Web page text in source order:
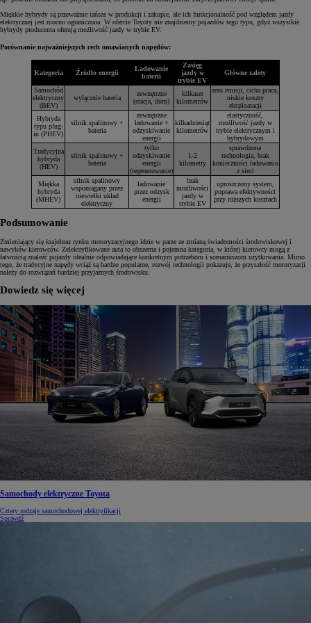
Miękkie hybrydy są przeważnie tańsze w produkcji i zakupie, ale ich funkcjonalność pod względem jazdy
elektrycznej jest mocno ograniczona. W ofercie Toyoty nie znajdziemy pojazdów tego typu, gdyż wszystkie
hybrydy producenta oferują możliwość jazdy w trybie EV.
Porównanie najważniejszych cech omawianych napędów:
Kategoria Źródło energii
Ładowanie
baterii
Zasięg
jazdy w
trybie EV
Główne zalety
Samochód
elektryczny
(BEV)
wyłącznie bateria
zewnętrzne
(stacja, dom)
kilkaset
kilometrów
zero emisji, cicha praca,
niskie koszty
eksploatacji
Hybryda
typu plug-
in (PHEV)
silnik spalinowy +
bateria
zewnętrzne
ładowanie +
odzyskiwanie
energii
kilkadziesiąt
kilometrów
elastyczność,
możliwość jazdy w
trybie elektrycznym i
hybrydowym
Tradycyjna
hybryda
(HEV)
silnik spalinowy +
bateria
tylko
odzyskiwanie
energii
(regenerowanie)
1-2
kilometry
sprawdzona
technologia, brak
konieczności ładowania
z sieci
Miękka
hybryda
(MHEV)
silnik spalinowy
wspomagany przez
niewielki układ
elektryczny
ładowanie
przez odzysk
energii
brak
możliwości
jazdy w
trybie EV
uproszczony system,
poprawa efektywności
przy niższych kosztach
Podsumowanie
Zmieniający się krajobraz rynku motoryzacyjnego idzie w parze ze zmianą świadomości środowiskowej i
nawyków kierowców. Zelektryfikowane auta to obszerna i pojemna kategoria, w której kierowcy mogą z
łatwością znaleźć pojazdy idealnie odpowiadające konkretnym potrzebom i scenariuszom użytkowania. Mimo
tego, że tradycyjne napędy wciąż są bardzo popularne, rozwój technologii pokazuje, że przyszłość motoryzacji
należy do rozwiązań bardziej przyjaznych środowisku.
Dowiedz się więcej
Samochody elektryczne Toyota
Cztery rodzaje samochodowej elektryfikacji
Sprawdź